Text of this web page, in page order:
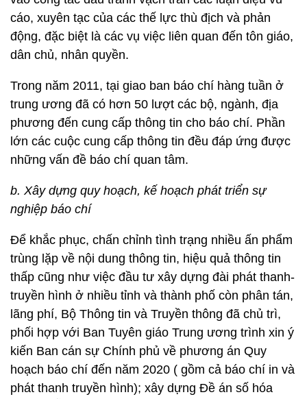
cáo, xuyên tạc của các thế lực thù địch và phản
động, đặc biệt là các vụ việc liên quan đến tôn giáo,
dân chủ, nhân quyền.
Trong năm 2011, tại giao ban báo chí hàng tuần ở
trung ương đã có hơn 50 lượt các bộ, ngành, địa
phương đến cung cấp thông tin cho báo chí. Phần
lớn các cuộc cung cấp thông tin đều đáp ứng được
những vấn đề báo chí quan tâm.
b. Xây dựng quy hoạch, kế hoạch phát triển sự
nghiệp báo chí
Để khắc phục, chấn chỉnh tình trạng nhiều ấn phẩm
trùng lặp về nội dung thông tin, hiệu quả thông tin
thấp cũng như việc đầu tư xây dựng đài phát thanh-
truyền hình ở nhiều tỉnh và thành phố còn phân tán,
lãng phí, Bộ Thông tin và Truyền thông đã chủ trì,
phối hợp với Ban Tuyên giáo Trung ương trình xin ý
kiến Ban cán sự Chính phủ về phương án Quy
hoạch báo chí đến năm 2020 ( gồm cả báo chí in và
phát thanh truyền hình); xây dựng Đề án số hóa